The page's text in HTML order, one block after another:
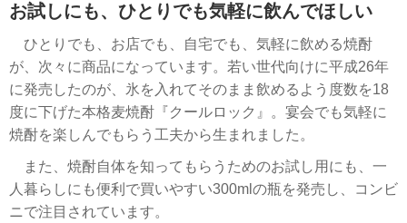
お試しにも、ひとりでも気軽に飲んでほしい
ひとりでも、お店でも、自宅でも、気軽に飲める焼酎
が、次々に商品になっています。若い世代向けに平成26年
に発売したのが、氷を入れてそのまま飲めるよう度数を18
度に下げた本格麦焼酎『クールロック』。宴会でも気軽に
焼酎を楽しんでもらう工夫から生まれました。
また、焼酎自体を知ってもらうためのお試し用にも、一
人暮らしにも便利で買いやすい300mlの瓶を発売し、コンビ
ニで注目されています。